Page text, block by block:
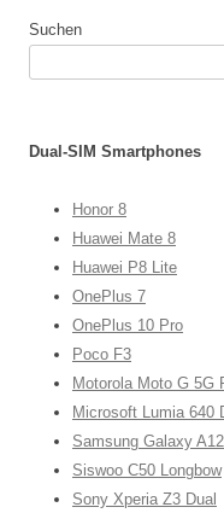
Suchen
Dual-SIM Smartphones
Honor 8
Huawei Mate 8
Huawei P8 Lite
OnePlus 7
OnePlus 10 Pro
Poco F3
Motorola Moto G 5G
Microsoft Lumia 640
Samsung Galaxy A12
Siswoo C50 Longbow
Sony Xperia Z3 Dual